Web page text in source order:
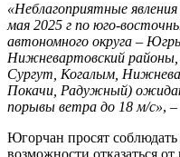
«Неблагоприятные
мая 2025 г по юго-
автономного округа –
Нижневартовский
Сургут, Когалым,
Покачи, Радужный)
порывы ветра до 18 м/с»,
Югорчан просят
возможности отказаться